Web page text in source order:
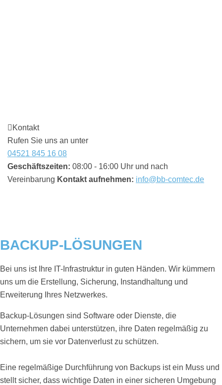
Kontakt
Rufen Sie uns an unter
04521 845 16 08
Geschäftszeiten: 08:00 - 16:00 Uhr und nach
Vereinbarung Kontakt aufnehmen: info@bb-comtec.de
BACKUP-LÖSUNGEN
Bei uns ist Ihre IT-Infrastruktur in guten Händen. Wir kümmern
uns um die Erstellung, Sicherung, Instandhaltung und
Erweiterung Ihres Netzwerkes.
Backup-Lösungen sind Software oder Dienste, die
Unternehmen dabei unterstützen, ihre Daten regelmäßig zu
sichern, um sie vor Datenverlust zu schützen.
Eine regelmäßige Durchführung von Backups ist ein Muss und
stellt sicher, dass wichtige Daten in einer sicheren Umgebung